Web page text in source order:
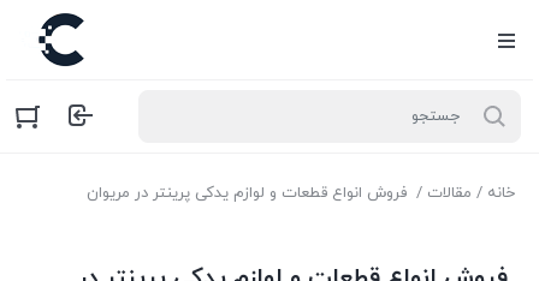
خانه / مقالات / فروش انواع قطعات و لوازم یدکی پرینتر در مریوان